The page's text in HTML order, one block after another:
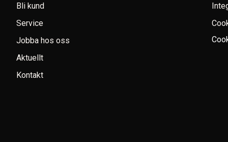
Bli kund
Service
Jobba hos oss
Aktuellt
Kontakt